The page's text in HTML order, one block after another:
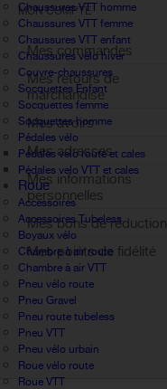
Chaussures VTT homme
Chaussures VTT femme
Chaussures VTT enfant
Chaussures vélo hiver
Couvre-chaussures
Socquettes Enfant
Socquettes femme
Socquettes homme
Pédales vélo
Pédales velo route et cales
Pédales velo VTT et cales
Roue
Accessoires
Accessoires Tubeless
Boyaux vélo
Chambre à air route
Chambre à air VTT
Pneu vélo route
Pneu Gravel
Pneu route tubeless
Pneu VTT
Pneu vélo urbain
Roue vélo route
Roue VTT
MON COMPTE
Mes commandes
Mes retours de
marchandise
Mes avoirs
Mes adresses
Mes informations
personnelles
Mes bons de réduction
Mes points de fidélité
Sign out